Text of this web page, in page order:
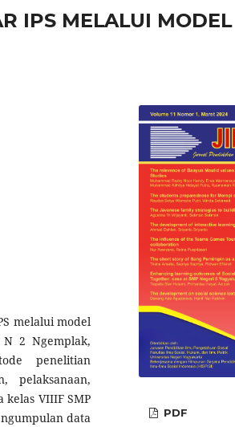
IPS MELALUI MODEL
melalui model
2 Ngemplak,
penelitian
pelaksanaan,
VIIIF SMP
data
PDF